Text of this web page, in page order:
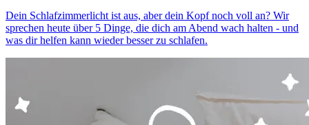
Dein Schlafzimmerlicht ist aus, aber dein Kopf noch voll an? Wir
sprechen heute über 5 Dinge, die dich am Abend wach halten - und
was dir helfen kann wieder besser zu schlafen.